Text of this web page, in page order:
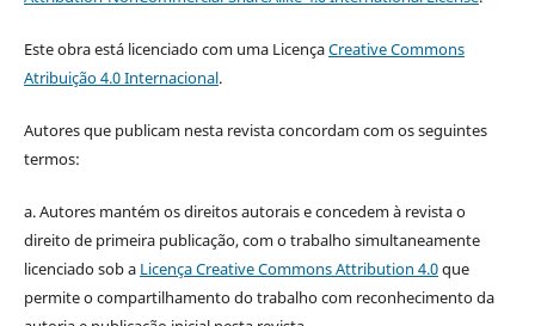
Este obra está licenciado com uma LicençaCreative Commons
Atribuição 4.0 Internacional.
Autores que publicam nesta revista concordam com os seguintes
termos:
a. Autores mantém os direitos autorais e concedem à revista o
direito de primeira publicação, com o trabalho simultaneamente
licenciado sob a Licença Creative Commons Attribution 4.0que
permite o compartilhamento do trabalho com reconhecimento da